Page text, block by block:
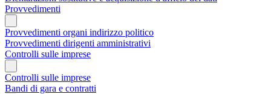
Provvedimenti
Provvedimenti organi indirizzo politico
Provvedimenti dirigenti amministrativi
Controlli sulle imprese
Controlli sulle imprese
Bandi di gara e contratti